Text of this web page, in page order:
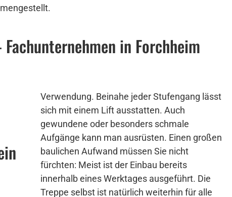
in Forchheim
Verwendung. Beinahe jeder Stufengang lässt
sich mit einem Lift ausstatten. Auch
gewundene oder besonders schmale
Aufgänge kann man ausrüsten. Einen großen
baulichen Aufwand müssen Sie nicht
fürchten: Meist ist der Einbau bereits
innerhalb eines Werktages ausgeführt. Die
Treppe selbst ist natürlich weiterhin für alle